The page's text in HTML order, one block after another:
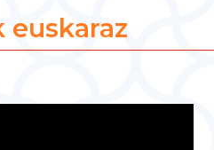
euskaraz